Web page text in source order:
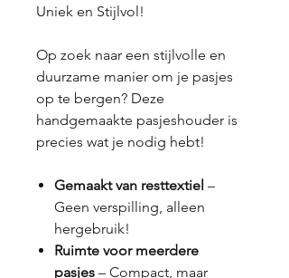
Uniek en Stijlvol!
Op zoek naar een stijlvolle en
duurzame manier om je pasjes
op te bergen? Deze
handgemaakte pasjeshouder is
precies wat je nodig hebt!
Gemaakt van resttextiel –
Geen verspilling, alleen
hergebruik!
Ruimte voor meerdere
pasjes – Compact, maar